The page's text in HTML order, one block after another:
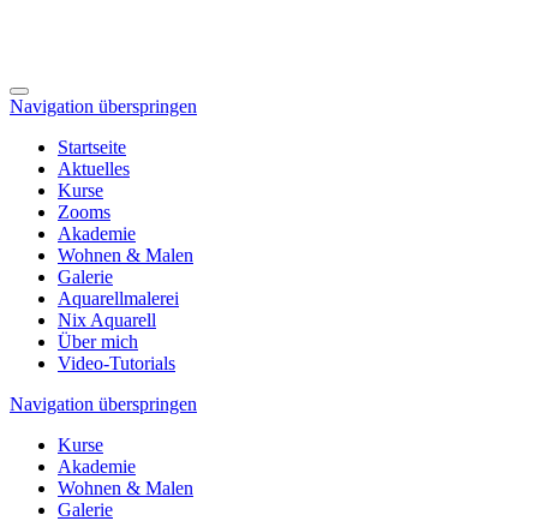
Navigation überspringen
Startseite
Aktuelles
Kurse
Zooms
Akademie
Wohnen & Malen
Galerie
Aquarellmalerei
Nix Aquarell
Über mich
Video-Tutorials
Navigation überspringen
Kurse
Akademie
Wohnen & Malen
Galerie